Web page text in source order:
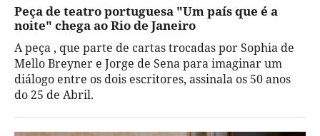
Peça de teatro portuguesa "Um país que é a
noite" chega ao Rio de Janeiro
A peça , que parte de cartas trocadas por Sophia de
Mello Breyner e Jorge de Sena para imaginar um
diálogo entre os dois escritores, assinala os 50 anos
do 25 de Abril.